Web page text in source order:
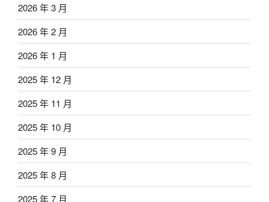
2026 年 3 月
2026 年 2 月
2026 年 1 月
2025 年 12 月
2025 年 11 月
2025 年 10 月
2025 年 9 月
2025 年 8 月
2025 年 7 月